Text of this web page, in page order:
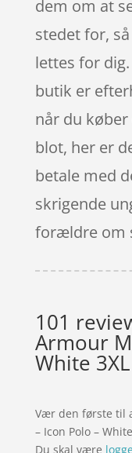
dem om at
stedet for,
lettes for
butik er
når du
blot, her er
betale med
skrigende
forældre om
101
Armour
White 3XL
Vær den første til
– Icon Polo –
Du skal være